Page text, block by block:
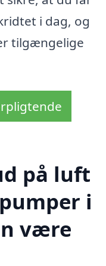
i dag, og
tilgængelige
på luft
i
være